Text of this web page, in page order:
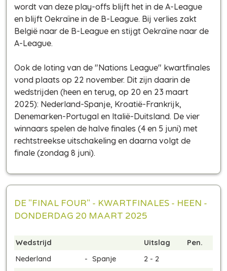
wordt van deze play-offs blijft het in de A-League
en blijft Oekraïne in de B-League. Bij verlies zakt
België naar de B-League en stijgt Oekraïne naar de
A-League.
Ook de loting van de "Nations League" kwartfinales
vond plaats op 22 november. Dit zijn daarin de
wedstrijden (heen en terug, op 20 en 23 maart
2025): Nederland-Spanje, Kroatië-Frankrijk,
Denemarken-Portugal en Italië-Duitsland. De vier
winnaars spelen de halve finales (4 en 5 juni) met
rechtstreekse uitschakeling en daarna volgt de
finale (zondag 8 juni).
DE "FINAL FOUR" - KWARTFINALES - HEEN -
DONDERDAG 20 MAART 2025
Wedstrijd Uitslag
Pen.
Nederland
- Spanje
2 - 2